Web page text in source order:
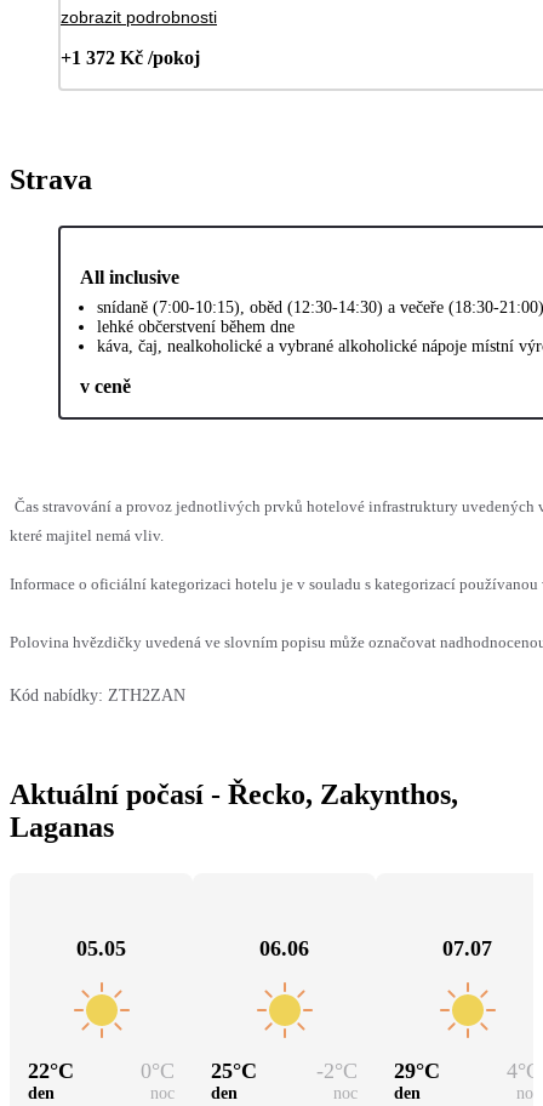
zobrazit podrobnosti
+1 372 Kč /pokoj
Strava
All inclusive
snídaně (7:00-10:15), oběd (12:30-14:30) a večeře (18:30-
lehké občerstvení během dne
káva, čaj, nealkoholické a vybrané alkoholické nápoje místní
v ceně
Čas stravování a provoz jednotlivých prvků hotelové infrastruktury uvedených
které majitel nemá vliv.
Informace o oficiální kategorizaci hotelu je v souladu s kategorizací
Polovina hvězdičky uvedená ve slovním popisu může označovat
Kód nabídky: ZTH2ZAN
Aktuální počasí - Řecko, Zakynthos,
Laganas
05.05
22°C 0°C
den noc
06.06
25°C -2°C
den noc
07.07
29°C 4°C
den noc